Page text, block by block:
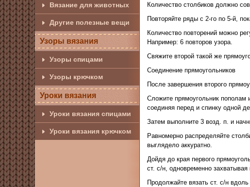
Вязание для животных
Другие полезные вещи
Узоры вязания
Узоры спицами
Узоры крючком
Уроки вязания
Уроки вязания спицами
Уроки вязания крючком
Количество столбиков должно
Повторяйте ряды с 2-го по 5-й,
Количество повторений можно
Например: 6 повторов узора.
Свяжите второй такой же
Соединение прямоугольников
После завершения второго
Сложите прямоугольник пополам
соединяя перед и спинку одной
Затем выполните 3 возд. п. и
Равномерно распределяйте
выглядело аккуратно.
Дойдя до края первого
ст. с/н, одновременно
Продолжайте вязать ст. с/н